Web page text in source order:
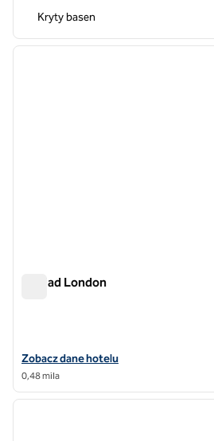
Kryty basen
1 z 12
NoMad London
Zobacz szczegóły hotelu NoMad London
Zobacz dane hotelu
0,48 mila
1 z 10